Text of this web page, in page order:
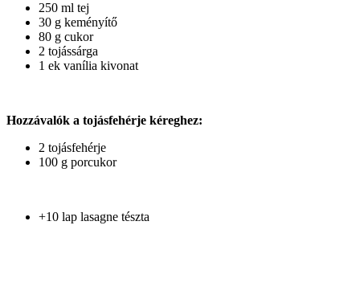
250 ml tej
30 g keményítő
80 g cukor
2 tojássárga
1 ek vanília kivonat
Hozzávalók a tojásfehérje kéreghez:
2 tojásfehérje
100 g porcukor
+10 lap lasagne tészta